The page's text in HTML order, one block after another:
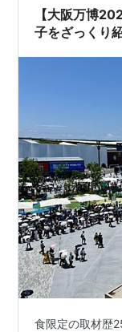
わたしはここに
【大阪万博
子をざっくり
食限定の取材歴